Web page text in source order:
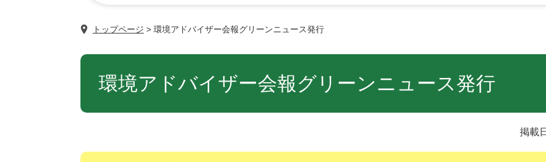
トップページ > 環境アドバイザー会報グリーンニュース発行
本
環境アドバイザー会報グリーンニュース発行
掲載